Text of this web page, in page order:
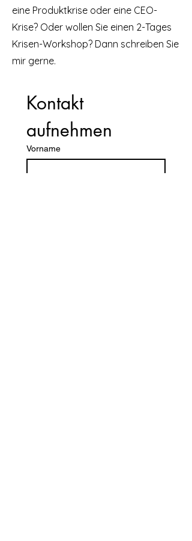
eine Produktkrise oder eine CEO-
Krise? Oder wollen Sie einen 2-Tages
Krisen-Workshop? Dann schreiben Sie
mir gerne.
Kontakt
aufnehmen
Vorname